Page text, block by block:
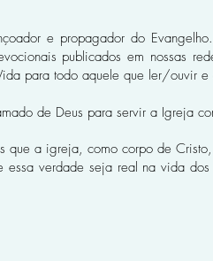
e propagador do
publicados em nossas
para todo aquele que ler/ouvir e
de Deus para servir a Igreja
que a igreja, como corpo de
verdade seja real na vida